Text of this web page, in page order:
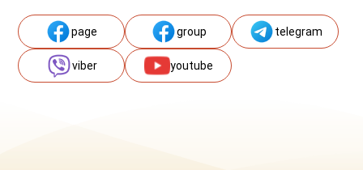
page group telegram
viber youtube